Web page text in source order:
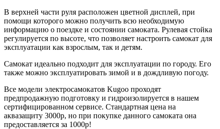
В верхней части руля расположен цветной дисплей, при
помощи которого можно получить всю необходимую
информацию о поездке и состоянии самоката. Рулевая стойка
регулируется по высоте, что позволяет настроить самокат для
эксплуатации как взрослым, так и детям.
Самокат идеально подходит для эксплуатации по городу. Его
также можно эксплуатировать зимой и в дождливую погоду.
Все модели электросамокатов Kugoo проходят
предпродажную подготовку и гидроизолируется в нашем
сертифицированном сервисе. Стандартная цена на
аквазащиту 3000р, но при покупке данного самоката она
предоставляется за 1000р!